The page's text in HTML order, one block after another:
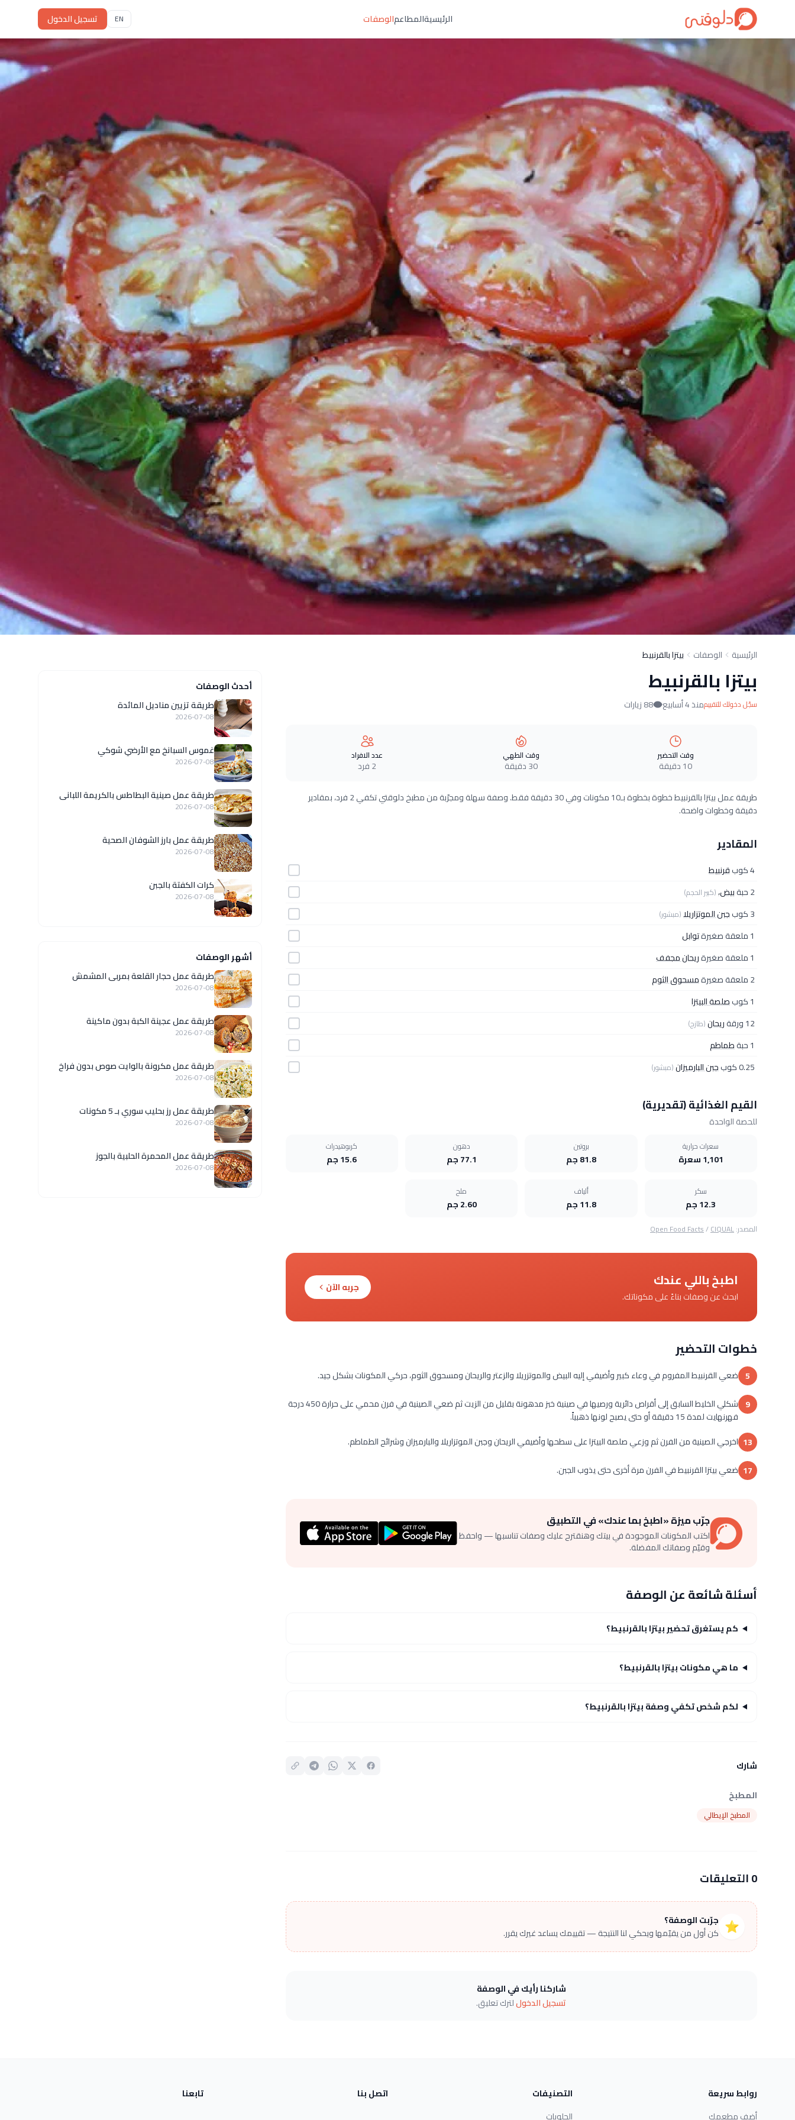
الرئيسيةالمطاعمالوصفات EN تسجيل الدخول
الرئيسية الوصفات بيتزا بالقرنبيط
بيتزا بالقرنبيط
سجّل دخولك للتقييممنذ 4 أسابيع 88 زيارات
وقت التحضير
10 دقيقة
وقت الطهي
30 دقيقة
عدد الافراد
2 فرد
طريقة عمل بيتزا بالقرنبيط خطوة بخطوة بـ10 مكونات وفي 30 دقيقة فقط. وصفة سهلة ومجرّبة من مطبخ دلوقتي تكفي 2 فرد، بمقادير
دقيقة وخطوات واضحة.
المقادير
4 كوب
قرنبيط
2 حبة
بيض،(كبير الحجم)
3 كوب جبن الموتزاريلا(مبشور)
1 ملعقة صغيرة
توابل
1 ملعقة صغيرة
ريحان مجفف
2 ملعقة صغيرة
مسحوق الثوم
1 كوب
صلصة البيتزا
12 ورقة
ريحان(طازج)
1 حبة
طماطم
0.25 كوب
جبن البارميزان(مبشور)
القيم الغذائية (تقديرية)
للحصة الواحدة
سعرات حرارية
1,101 سعرة
بروتين
81.8 جم
دهون
77.1 جم
كربوهيدرات
15.6 جم
سكر
12.3 جم
ألياف
11.8 جم
ملح
2.60 جم
المصدر: Open Food Facts/CIQUAL
اطبخ باللي عندك
ابحث عن وصفات بناءً على مكوناتك.
جربه الآن
خطوات التحضير
5 ضعي القرنبيط المفروم في وعاء كبير وأضيفي إليه البيض والموتزريلا والزعتر والريحان ومسحوق الثوم، حركي المكونات بشكل جيد.
9
شكلي الخليط السابق إلى أقراص دائرية ورصيها في صينية خبز مدهونة بقليل من الزيت ثم ضعي الصينية في فرن محمي على حرارة 450 درجة
فهرنهايت لمدة 15 دقيقة أو حتى يصبح لونها ذهبياً.
13 اخرجي الصينية من الفرن ثم وزعي صلصة البيتزا على سطحها وأضيفي الريحان وجبن الموتزاريلا والبارميزان وشرائح الطماطم.
17 ضعي بيتزا القرنبيط في الفرن مرة أخرى حتى يذوب الجبن.
جرّب ميزة «اطبخ بما عندك» في التطبيق
اكتب المكونات الموجودة في بيتك وهنقترح عليك وصفات تناسبها — واحفظ
وقيّم وصفاتك المفضلة.
أسئلة شائعة عن الوصفة
كم يستغرق تحضير بيتزا بالقرنبيط؟
ما هي مكونات بيتزا بالقرنبيط؟
لكم شخص تكفي وصفة بيتزا بالقرنبيط؟
شارك
المطبخ
المطبخ الإيطالي
0 التعليقات
⭐ جرّبت الوصفة؟
كن أول من يقيّمها ويحكي لنا النتيجة — تقييمك يساعد غيرك يقرر.
شاركنا رأيك في الوصفة
تسجيل الدخوللترك تعليق.
أحدث الوصفات
طريقة تزيين مناديل المائدة
2026-07-08
غموس السبانخ مع الأرضي شوكي
2026-07-08
طريقة عمل صينية البطاطس بالكريمة اللبانى
2026-07-08
طريقة عمل بارز الشوفان الصحية
2026-07-08
كرات الكفتة بالجبن
2026-07-08
أشهر الوصفات
طريقة عمل حجار القلعة بمربى المشمش
2026-07-08
طريقة عمل عجينة الكبة بدون ماكينة
2026-07-08
طريقة عمل مكرونة بالوايت صوص بدون فراخ
2026-07-08
طريقة عمل رز بحليب سوري بـ 5 مكونات
2026-07-08
طريقة عمل المحمرة الحلبية بالجوز
2026-07-08
روابط سريعة
أضف مطعمك
التصنيفات
الحلويات
اتصل بنا تابعنا